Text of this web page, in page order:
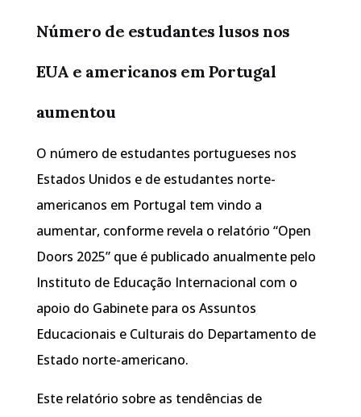
Número de estudantes lusos nos
EUA e americanos em Portugal
aumentou
O número de estudantes portugueses nos
Estados Unidos e de estudantes norte-
americanos em Portugal tem vindo a
aumentar, conforme revela o relatório “Open
Doors 2025” que é publicado anualmente pelo
Instituto de Educação Internacional com o
apoio do Gabinete para os Assuntos
Educacionais e Culturais do Departamento de
Estado norte-americano.
Este relatório sobre as tendências de